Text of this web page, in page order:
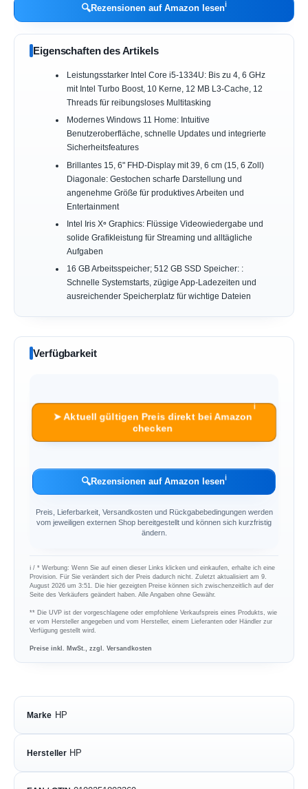
🔍Rezensionen auf Amazon lesenℹ︎
Eigenschaften des Artikels
Leistungsstarker Intel Core i5-1334U: Bis zu 4, 6 GHz
mit Intel Turbo Boost, 10 Kerne, 12 MB L3-Cache, 12
Threads für reibungsloses Multitasking
Modernes Windows 11 Home: Intuitive
Benutzeroberfläche, schnelle Updates und integrierte
Sicherheitsfeatures
Brillantes 15, 6" FHD-Display mit 39, 6 cm (15, 6 Zoll)
Diagonale: Gestochen scharfe Darstellung und
angenehme Größe für produktives Arbeiten und
Entertainment
Intel Iris Xᶱ Graphics: Flüssige Videowiedergabe und
solide Grafikleistung für Streaming und alltägliche
Aufgaben
16 GB Arbeitsspeicher; 512 GB SSD Speicher: :
Schnelle Systemstarts, zügige App-Ladezeiten und
ausreichender Speicherplatz für wichtige Dateien
Verfügbarkeit
➤ Aktuell gültigen Preis direkt bei Amazon
checken
ℹ︎
🔍Rezensionen auf Amazon lesenℹ︎
Preis, Lieferbarkeit, Versandkosten und Rückgabebedingungen werden
vom jeweiligen externen Shop bereitgestellt und können sich kurzfristig
ändern.
ℹ︎ / * Werbung: Wenn Sie auf einen dieser Links klicken und einkaufen, erhalte ich eine
Provision. Für Sie verändert sich der Preis dadurch nicht. Zuletzt aktualisiert am 9.
August 2026 um 3:51. Die hier gezeigten Preise können sich zwischenzeitlich auf der
Seite des Verkäufers geändert haben. Alle Angaben ohne Gewähr.
** Die UVP ist der vorgeschlagene oder empfohlene Verkaufspreis eines Produkts, wie
er vom Hersteller angegeben und vom Hersteller, einem Lieferanten oder Händler zur
Verfügung gestellt wird.
Preise inkl. MwSt., zzgl. Versandkosten
Marke HP
Hersteller HP